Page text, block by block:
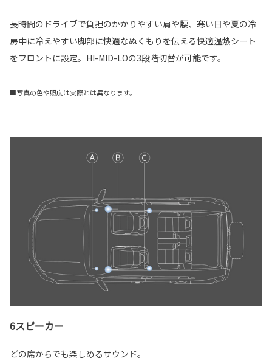
長時間のドライブで負担のかかりやすい肩や腰、寒い日や夏の冷
房中に冷えやすい脚部に快適なぬくもりを伝える快適温熱シート
をフロントに設定。HI-MID-LOの3段階切替が可能です。
■写真の色や照度は実際とは異なります。
6スピーカー
どの席からでも楽しめるサウンド。